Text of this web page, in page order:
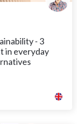
- 3
in everyday